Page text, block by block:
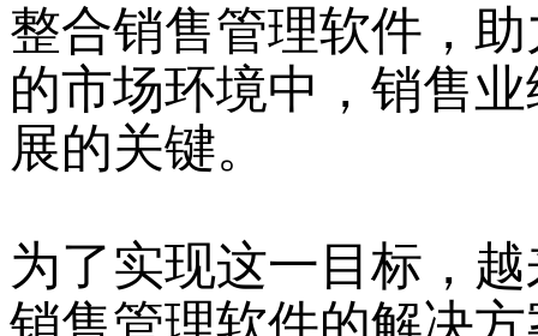
整合销售管理软件，
的市场环境中，销售
展的关键。
为了实现这一目标，
销售管理软件的解决